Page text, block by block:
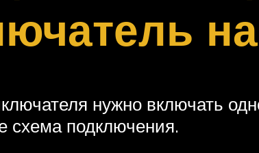
нужно включать
схема подключения.